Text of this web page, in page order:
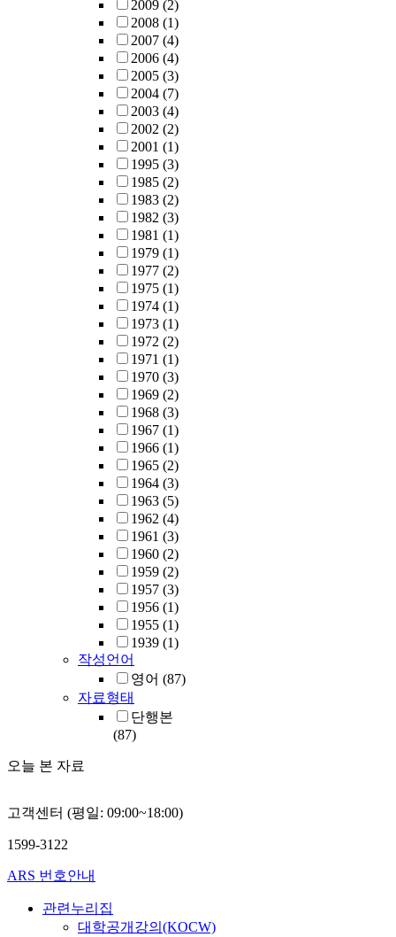
2009 (2)
2008 (1)
2007 (4)
2006 (4)
2005 (3)
2004 (7)
2003 (4)
2002 (2)
2001 (1)
1995 (3)
1985 (2)
1983 (2)
1982 (3)
1981 (1)
1979 (1)
1977 (2)
1975 (1)
1974 (1)
1973 (1)
1972 (2)
1971 (1)
1970 (3)
1969 (2)
1968 (3)
1967 (1)
1966 (1)
1965 (2)
1964 (3)
1963 (5)
1962 (4)
1961 (3)
1960 (2)
1959 (2)
1957 (3)
1956 (1)
1955 (1)
1939 (1)
작성언어
영어 (87)
자료형태
단행본
(87)
오늘 본 자료
고객센터 (평일: 09:00~18:00)
1599-3122
ARS 번호안내
관련누리집
대학공개강의(KOCW)